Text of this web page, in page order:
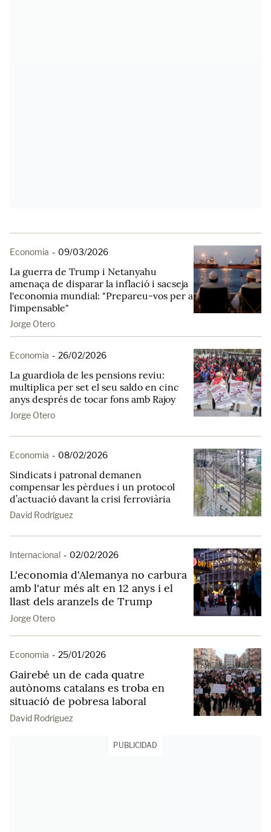
Economia - 09/03/2026
La guerra de Trump i Netanyahu
amenaça de disparar la inflació i sacseja
l'economia mundial: "Prepareu-vos per a
l'impensable"
Jorge Otero
Economia - 26/02/2026
La guardiola de les pensions reviu:
multiplica per set el seu saldo en cinc
anys després de tocar fons amb Rajoy
Jorge Otero
Economia - 08/02/2026
Sindicats i patronal demanen
compensar les pèrdues i un protocol
d’actuació davant la crisi ferroviària
David Rodríguez
Internacional - 02/02/2026
L'economia d'Alemanya no carbura
amb l'atur més alt en 12 anys i el
llast dels aranzels de Trump
Jorge Otero
Economia - 25/01/2026
Gairebé un de cada quatre
autònoms catalans es troba en
situació de pobresa laboral
David Rodríguez
PUBLICIDAD